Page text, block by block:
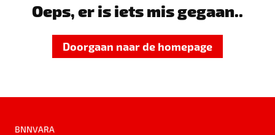
Oeps, er is iets mis gegaan..
Doorgaan naar de homepage
BNNVARA